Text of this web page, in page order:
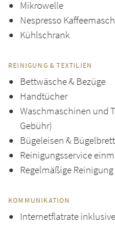
Mikrowelle
Nespresso
Kühlschrank
REINIGUNG & TEXTILIEN
Bettwäsche & Bezüge
Handtücher
Waschmaschinen und
Gebühr)
Bügeleisen & Bügelbrett
Reinigungsservice
Regelmäßige
KOMMUNIKATION
Internetflatrate inklusive